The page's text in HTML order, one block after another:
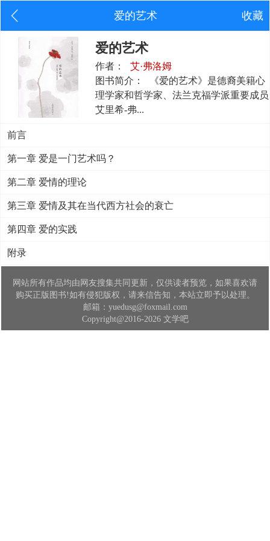
爱的艺术 收藏
爱的艺术
作者：
艾·弗洛姆
图书简介：
《爱的艺术》是德裔美籍心
理学家和哲学家、法兰克福学派重要成员
艾里希-弗...
前言
第一章 爱是一门艺术吗？
第二章 爱情的理论
第三章 爱情及其在当代西方社会的衰亡
第四章 爱的实践
附录
网站所有作品均由网友搜集共同更新，仅供读者预览，如果喜欢请
购买正版图书!如有侵犯版权，请来信告知，本站立即予以处理。
邮箱：yuedusg@foxmail.com
Copyright@2016-2026 文学吧